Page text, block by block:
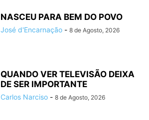
NASCEU PARA BEM DO POVO
José d'Encarnação - 8 de Agosto, 2026
QUANDO VER TELEVISÃO DEIXA
DE SER IMPORTANTE
Carlos Narciso - 8 de Agosto, 2026